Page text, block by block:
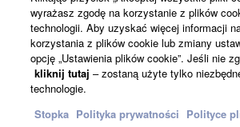
wyrażasz zgodę na korzystanie z plików
technologii. Aby uzyskać więcej informacji
korzystania z plików cookie lub zmiany
opcję „Ustawienia plików cookie”. Jeśli nie
kliknij tutaj – zostaną użyte tylko
technologie.
Stopka Polityka prywatności Polityce